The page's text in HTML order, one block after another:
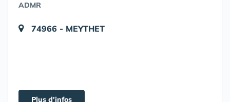
ADMR
74966 - MEYTHET
Plus d'infos